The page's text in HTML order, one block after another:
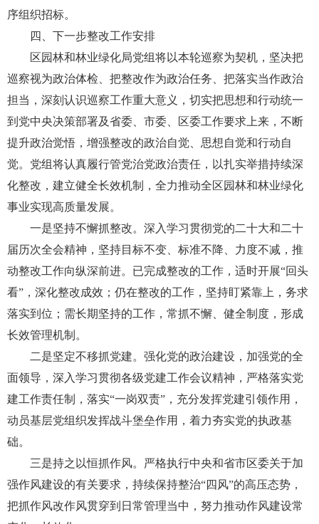
序组织招标。
四、下一步整改工作安排
区园林和林业绿化局党组将以本轮巡察为契机，坚决把
巡察视为政治体检、把整改作为政治任务、把落实当作政治
担当，深刻认识巡察工作重大意义，切实把思想和行动统一
到党中央决策部署及省委、市委、区委工作要求上来，不断
提升政治觉悟，增强整改的政治自觉、思想自觉和行动自
觉。党组将认真履行管党治党政治责任，以扎实举措持续深
化整改，建立健全长效机制，全力推动全区园林和林业绿化
事业实现高质量发展。
一是坚持不懈抓整改。深入学习贯彻党的二十大和二十
届历次全会精神，坚持目标不变、标准不降、力度不减，推
动整改工作向纵深前进。已完成整改的工作，适时开展“回头
看”，深化整改成效；仍在整改的工作，坚持盯紧靠上，务求
落实到位；需长期坚持的工作，常抓不懈、健全制度，形成
长效管理机制。
二是坚定不移抓党建。强化党的政治建设，加强党的全
面领导，深入学习贯彻各级党建工作会议精神，严格落实党
建工作责任制，落实“一岗双责”，充分发挥党建引领作用，
动员基层党组织发挥战斗堡垒作用，着力夯实党的执政基
础。
三是持之以恒抓作风。严格执行中央和省市区委关于加
强作风建设的有关要求，持续保持整治“四风”的高压态势，
把抓作风改作风贯穿到日常管理当中，努力推动作风建设常